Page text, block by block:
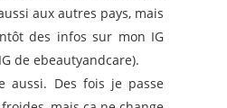
aux autres pays, mais
des infos sur mon IG
de ebeautyandcare).
aussi. Des fois je passe